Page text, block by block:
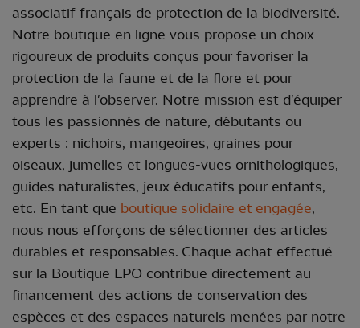
associatif français de protection de la biodiversité.
Notre boutique en ligne vous propose un choix
rigoureux de produits conçus pour favoriser la
protection de la faune et de la flore et pour
apprendre à l'observer. Notre mission est d'équiper
tous les passionnés de nature, débutants ou
experts : nichoirs, mangeoires, graines pour
oiseaux, jumelles et longues-vues ornithologiques,
guides naturalistes, jeux éducatifs pour enfants,
etc. En tant que boutique solidaire et engagée,
nous nous efforçons de sélectionner des articles
durables et responsables. Chaque achat effectué
sur la Boutique LPO contribue directement au
financement des actions de conservation des
espèces et des espaces naturels menées par notre